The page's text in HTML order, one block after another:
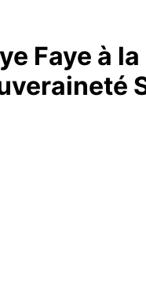
Faye à